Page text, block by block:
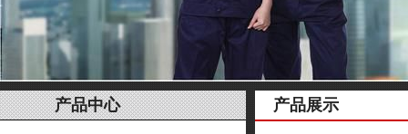
产品中心 产品展示